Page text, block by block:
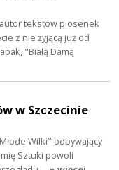
autor tekstów piosenek
z nie żyjącą już od
"Białą Damą
w Szczecinie
Wilki" odbywający
Sztuki powoli